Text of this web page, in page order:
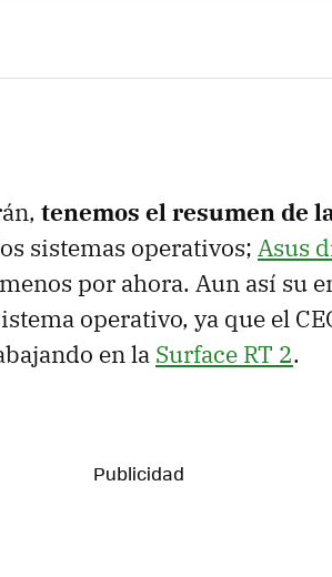
tenemos el resumen de
sistemas operativos; Asus
por ahora. Aun así su
operativo, ya que el
en la Surface RT 2.